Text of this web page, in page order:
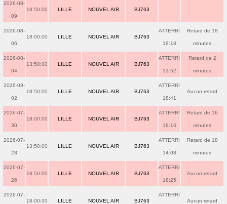
2026-08-
09
18:50:00 LILLE NOUVEL AIR BJ763
2026-08-
06
18:00:00 LILLE NOUVEL AIR BJ763
ATTERRI
18:18
Retard de 18
minutes
2026-08-
04
13:50:00 LILLE NOUVEL AIR BJ763
ATTERRI
13:52
Retard de 2
minutes
2026-08-
02
18:50:00 LILLE NOUVEL AIR BJ763
ATTERRI
18:41
Aucun retard
2026-07-
30
18:00:00 LILLE NOUVEL AIR BJ763
ATTERRI
18:16
Retard de 16
minutes
2026-07-
28
13:50:00 LILLE NOUVEL AIR BJ763
ATTERRI
14:08
Retard de 18
minutes
2026-07-
26
18:50:00 LILLE NOUVEL AIR BJ763
ATTERRI
18:25
Aucun retard
2026-07-
18:00:00 LILLE NOUVEL AIR BJ763
ATTERRI
Aucun retard